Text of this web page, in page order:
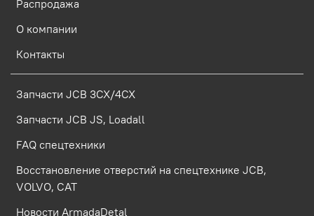
Распродажа
О компании
Контакты
Запчасти JCB 3CX/4CX
Запчасти JCB JS, Loadall
FAQ спецтехники
Восстановление отверстий на спецтехнике JCB,
VOLVO, CAT
Новости ArmadaDetal